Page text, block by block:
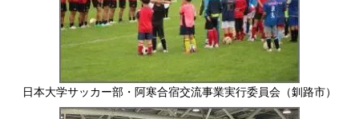
日本大学サッカー部・阿寒合宿交流事業実行委員会（釧路市）